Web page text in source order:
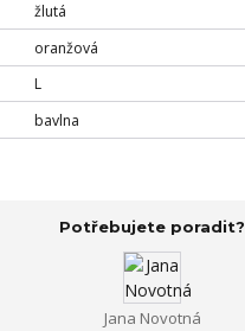
žlutá
oranžová
L
bavlna
Potřebujete poradit?
Jana Novotná